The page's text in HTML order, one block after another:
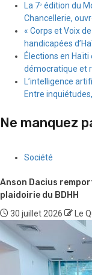
La 7ᵉ édition du
Chancellerie,
« Corps et Voix
handicapées
Élections en
démocratique et
L’intelligence
Entre
Ne manquez
Société
Anson Dacius
plaidoirie du BDHH
30 juillet 2026 Le